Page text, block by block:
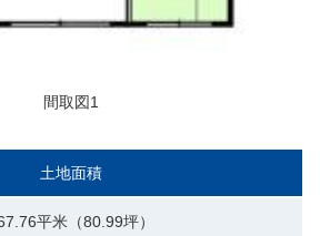
間取図1
土地面積
平米（80.99坪）